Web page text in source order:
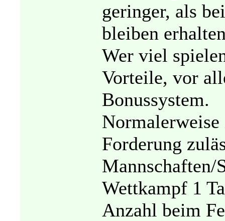
geringer, als
bleiben
Wer viel
Vorteile, vor
Bonussystem.
Forderung
Mannschaften/
Wettkampf 1
Anzahl beim